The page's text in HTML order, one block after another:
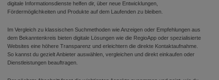
digitale Informationsdienste helfen dir, über neue Entwicklungen,
Fördermöglichkeiten und Produkte auf dem Laufenden zu bleiben.
Im Vergleich zu klassischen Suchmethoden wie Anzeigen oder Empfehlungen aus
dem Bekanntenkreis bieten digitale Lösungen wie die RegioApp oder spezialisierte
Websites eine höhere Transparenz und erleichtern die direkte Kontaktaufnahme.
So kannst du gezielt Anbieter auswählen, vergleichen und direkt einkaufen oder
Dienstleistungen beauftragen.